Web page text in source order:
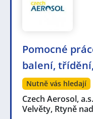
Pomocné
balení,
Nutně vás hledají
Czech Aerosol, a.s.
Velvěty, Rtyně